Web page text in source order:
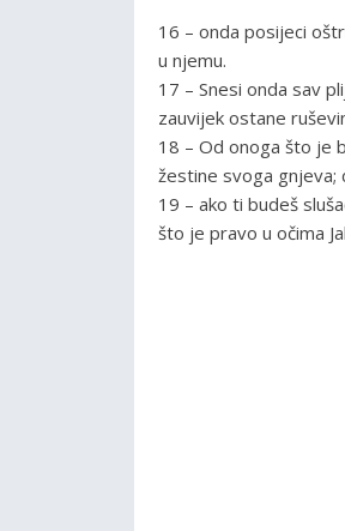
16 – onda posijeci
u njemu.
17 – Snesi onda sav
zauvijek ostane
18 – Od onoga što je
žestine svoga gnjeva;
19 – ako ti budeš
što je pravo u očima